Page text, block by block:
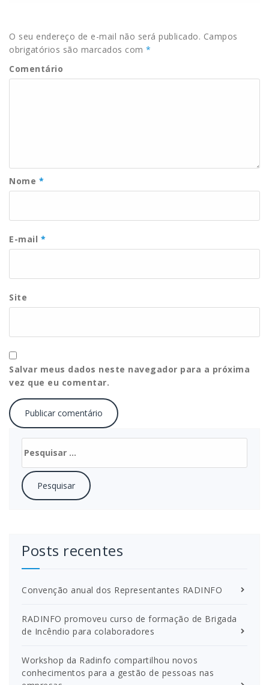
O seu endereço de e-mail não será publicado. Campos
obrigatórios são marcados com *
Comentário
Nome *
E-mail *
Site
Salvar meus dados neste navegador para a próxima
vez que eu comentar.
por:
Posts recentes
Convenção anual dos Representantes RADINFO
RADINFO promoveu curso de formação de Brigada
de Incêndio para colaboradores
Workshop da Radinfo compartilhou novos
conhecimentos para a gestão de pessoas nas